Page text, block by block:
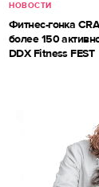
НОВОСТИ
Фитнес-гонка
более 150
DDX Fitness FEST